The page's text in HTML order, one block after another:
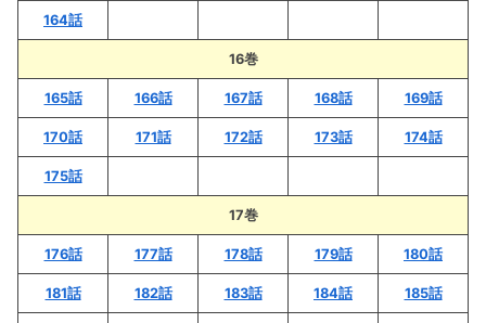
164話
16巻
165話 166話 167話 168話 169話
170話 171話 172話 173話 174話
175話
17巻
176話 177話 178話 179話 180話
181話 182話 183話 184話 185話